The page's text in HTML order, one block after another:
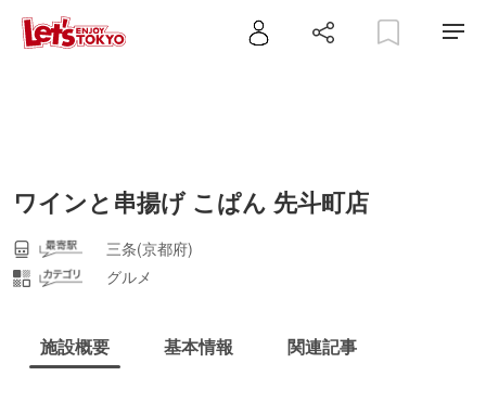
ワインと串揚げ こぱん 先斗町店
三条(京都府)
グルメ
施設概要 基本情報 関連記事